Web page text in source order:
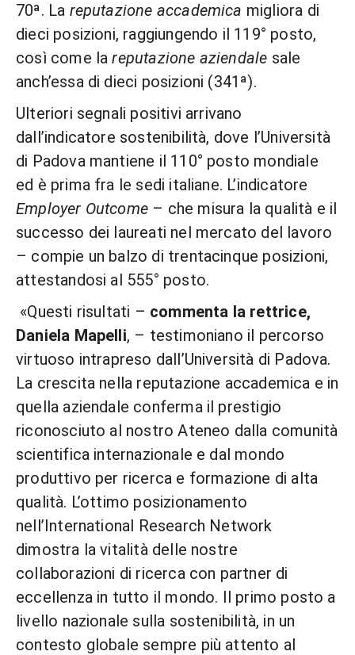
70ª. La reputazione accademica migliora di
dieci posizioni, raggiungendo il 119° posto,
così come lareputazione aziendale sale
anch’essa di dieci posizioni (341ª).
Ulteriori segnali positivi arrivano
dall’indicatore sostenibilità, dove l’Università
di Padova mantiene il 110° posto mondiale
ed è prima fra le sedi italiane. L’indicatore
Employer Outcome – che misura la qualità e il
successo dei laureati nel mercato del lavoro
– compie un balzo di trentacinque posizioni,
attestandosi al 555° posto.
«Questi risultati – commenta la rettrice,
Daniela Mapelli, – testimoniano il percorso
virtuoso intrapreso dall’Università di Padova.
La crescita nella reputazione accademica e in
quella aziendale conferma il prestigio
riconosciuto al nostro Ateneo dalla comunità
scientifica internazionale e dal mondo
produttivo per ricerca e formazione di alta
qualità. L’ottimo posizionamento
nell’International Research Network
dimostra la vitalità delle nostre
collaborazioni di ricerca con partner di
eccellenza in tutto il mondo. Il primo posto a
livello nazionale sulla sostenibilità, in un
contesto globale sempre più attento al